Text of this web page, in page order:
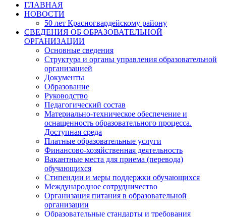
ГЛАВНАЯ
НОВОСТИ
50 лет Красногвардейскому району
СВЕДЕНИЯ ОБ ОБРАЗОВАТЕЛЬНОЙ
ОРГАНИЗАЦИИ
Основные сведения
Структура и органы управления образовательной
организацией
Документы
Образование
Руководство
Педагогический состав
Материально-техническое обеспечение и
оснащенность образовательного процесса.
Доступная среда
Платные образовательные услуги
Финансово-хозяйственная деятельность
Вакантные места для приема (перевода)
обучающихся
Стипендии и меры поддержки обучающихся
Международное сотрудничество
Организация питания в образовательной
организации
Образовательные стандарты и требования